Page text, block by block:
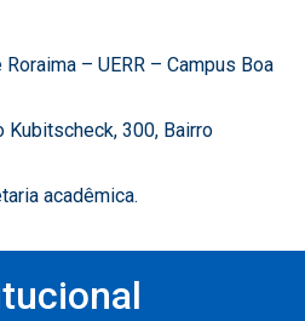
– UERR – Campus Boa
Kubitscheck, 300, Bairro
acadêmica.